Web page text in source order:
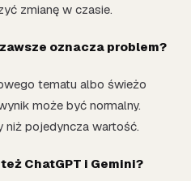
zmianę w czasie.
oznacza problem?
tematu albo świeżo
może być normalny.
niż pojedyncza wartość.
ChatGPT i Gemini?